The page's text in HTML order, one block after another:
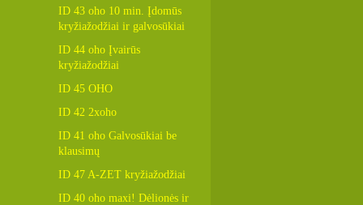
ID 43 oho 10 min. Įdomūs
kryžiažodžiai ir galvosūkiai
ID 44 oho Įvairūs
kryžiažodžiai
ID 45 OHO
ID 42 2xoho
ID 41 oho Galvosūkiai be
klausimų
ID 47 A-ZET kryžiažodžiai
ID 40 oho maxi! Dėlionės ir